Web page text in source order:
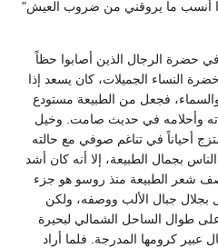
أنسب ما يروقني من ضروب العيش"
حضرة الرجال الذين أصابوا حظاً
النساء الجميلات، كان يسعد إذا
والسماء، فجعل من الطبيعة مستودع
وأحلامه في حديث صامت. وخيل
أحياناً في تناغم صوفي مع حالته
بجمال الطبيعة، إلا أنه كان أشد
شعر الطبيعة منذ روسو هو جزء
بجلال جبال الألب ووصفه، ولكن
طوال الساحل الشمالي لبحيرة
عبير كرومها المدرجة. فلما أراد